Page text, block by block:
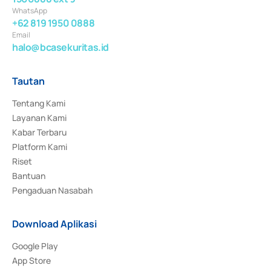
WhatsApp
+62 819 1950 0888
Email
halo@bcasekuritas.id
Tautan
Tentang Kami
Layanan Kami
Kabar Terbaru
Platform Kami
Riset
Bantuan
Pengaduan Nasabah
Download Aplikasi
Google Play
App Store